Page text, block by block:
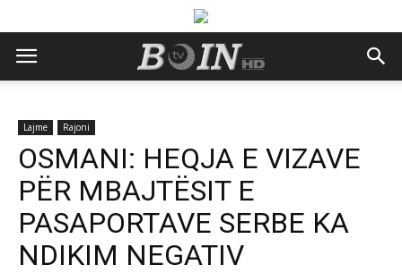
Lajme Rajoni
OSMANI: HEQJA E VIZAVE
PËR MBAJTËSIT E
PASAPORTAVE SERBE KA
NDIKIM NEGATIV